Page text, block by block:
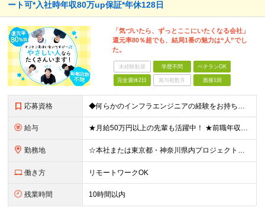
ート可*入社時年収80万up保証*年休128日
「気づいたら、ずっとここにいたくなる会社」
還元率80％超でも、結局1番の魅力は“人”でし
た。
未経験歓迎 学歴不問 ベテランOK
完全週休2日 賞与複数月 面接1回
応募資格 ◆何らかのインフラエンジニアの経験をお持ちの方 ┗設計・構築経験だけではなく、運用・保守経験があるという方も、お気軽にご応募ください！ ┗ブランク・転職回数は不問です！ ┗ネガティブな応募理由も歓迎で
給与 ★月給50万円以上の先輩も活躍中！ ★前職年収から80万円以上UP保証 月給35万円～ ※月給には固定残業代を含む(月20時間分/2万6000円～/超過分別途支給） ※残業がなくても上記支給(基本残
勤務地 ☆本社または東京都・神奈川県内プロジェクト先での勤務となります ☆リモートワークOKの案件も多数あります(応相談) ☆転居を伴う転勤はありません ☆九州地方、北陸地方、北海道からの転職者も多数在籍！/
働き方 リモートワークOK
残業時間 10時間以内